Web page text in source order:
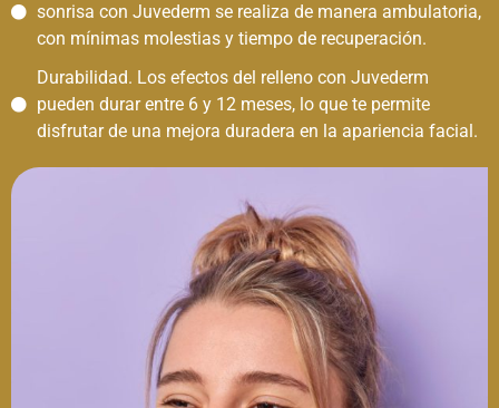
sonrisa con Juvederm se realiza de manera ambulatoria,
con mínimas molestias y tiempo de recuperación.
Durabilidad. Los efectos del relleno con Juvederm
pueden durar entre 6 y 12 meses, lo que te permite
disfrutar de una mejora duradera en la apariencia facial.